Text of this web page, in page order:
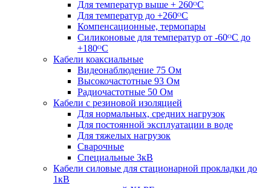
Для температур выше + 260ᴼС
Для температур до +260ᴼС
Компенсационные, термопары
Силиконовые для температур от -60ᴼC до
+180ᴼС
Кабели коаксиальные
Видеонаблюдение 75 Ом
Высокочастотные 93 Ом
Радиочастотные 50 Ом
Кабели с резиновой изоляцией
Для нормальных, средних нагрузок
Для постоянной эксплуатации в воде
Для тяжелых нагрузок
Сварочные
Специальные 3кВ
Кабели силовые для стационарной прокладки до
1кВ